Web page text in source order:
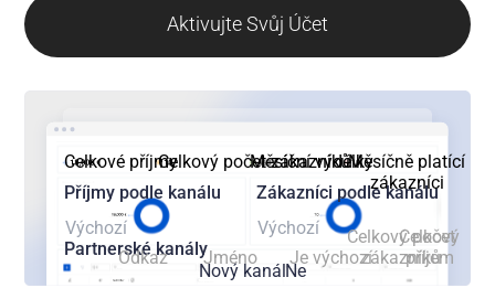
Aktivujte Svůj Účet
Celkové příjmyCelkový počet zákazníků
Měsíční výdělkyMěsíčně platící
zákazníci
Příjmy podle kanálu
Zákazníci podle kanálu
Výchozí
Partnerské kanály
Odkaz Jméno Je výchozí
Celkový počet
zákazníků
Celkový
příjem
Nový kanálNe
Výchozí